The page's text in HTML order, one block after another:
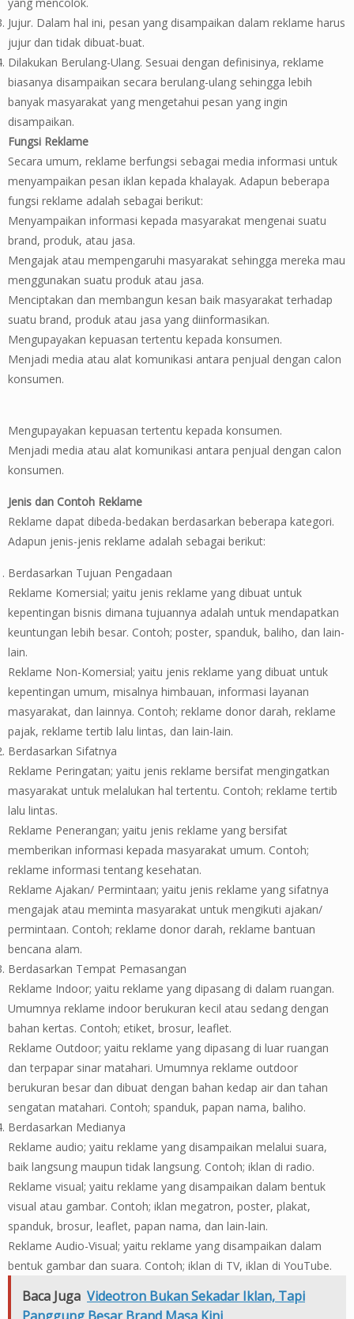
Jujur. Dalam hal ini, pesan yang disampaikan dalam reklame harus
jujur dan tidak dibuat-buat.
Dilakukan Berulang-Ulang. Sesuai dengan definisinya, reklame
biasanya disampaikan secara berulang-ulang sehingga lebih
banyak masyarakat yang mengetahui pesan yang ingin
disampaikan.
Fungsi Reklame
Secara umum, reklame berfungsi sebagai media informasi untuk
menyampaikan pesan iklan kepada khalayak. Adapun beberapa
fungsi reklame adalah sebagai berikut:
Menyampaikan informasi kepada masyarakat mengenai suatu
brand, produk, atau jasa.
Mengajak atau mempengaruhi masyarakat sehingga mereka mau
menggunakan suatu produk atau jasa.
Menciptakan dan membangun kesan baik masyarakat terhadap
suatu brand, produk atau jasa yang diinformasikan.
Mengupayakan kepuasan tertentu kepada konsumen.
Menjadi media atau alat komunikasi antara penjual dengan calon
konsumen.
Mengupayakan kepuasan tertentu kepada konsumen.
Menjadi media atau alat komunikasi antara penjual dengan calon
konsumen.
Jenis dan Contoh Reklame
Reklame dapat dibeda-bedakan berdasarkan beberapa kategori.
Adapun jenis-jenis reklame adalah sebagai berikut:
Berdasarkan Tujuan Pengadaan
Reklame Komersial; yaitu jenis reklame yang dibuat untuk
kepentingan bisnis dimana tujuannya adalah untuk mendapatkan
keuntungan lebih besar. Contoh; poster, spanduk, baliho, dan lain-
lain.
Reklame Non-Komersial; yaitu jenis reklame yang dibuat untuk
kepentingan umum, misalnya himbauan, informasi layanan
masyarakat, dan lainnya. Contoh; reklame donor darah, reklame
pajak, reklame tertib lalu lintas, dan lain-lain.
Berdasarkan Sifatnya
Reklame Peringatan; yaitu jenis reklame bersifat mengingatkan
masyarakat untuk melalukan hal tertentu. Contoh; reklame tertib
lalu lintas.
Reklame Penerangan; yaitu jenis reklame yang bersifat
memberikan informasi kepada masyarakat umum. Contoh;
reklame informasi tentang kesehatan.
Reklame Ajakan/ Permintaan; yaitu jenis reklame yang sifatnya
mengajak atau meminta masyarakat untuk mengikuti ajakan/
permintaan. Contoh; reklame donor darah, reklame bantuan
bencana alam.
Berdasarkan Tempat Pemasangan
Reklame Indoor; yaitu reklame yang dipasang di dalam ruangan.
Umumnya reklame indoor berukuran kecil atau sedang dengan
bahan kertas. Contoh; etiket, brosur, leaflet.
Reklame Outdoor; yaitu reklame yang dipasang di luar ruangan
dan terpapar sinar matahari. Umumnya reklame outdoor
berukuran besar dan dibuat dengan bahan kedap air dan tahan
sengatan matahari. Contoh; spanduk, papan nama, baliho.
Berdasarkan Medianya
Reklame audio; yaitu reklame yang disampaikan melalui suara,
baik langsung maupun tidak langsung. Contoh; iklan di radio.
Reklame visual; yaitu reklame yang disampaikan dalam bentuk
visual atau gambar. Contoh; iklan megatron, poster, plakat,
spanduk, brosur, leaflet, papan nama, dan lain-lain.
Reklame Audio-Visual; yaitu reklame yang disampaikan dalam
bentuk gambar dan suara. Contoh; iklan di TV, iklan di YouTube.
Baca Juga Videotron Bukan Sekadar Iklan, Tapi